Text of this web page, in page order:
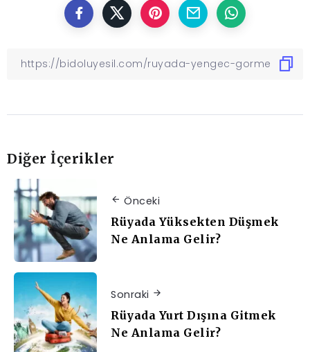
Diğer İçerikler
Önceki
Rüyada Yüksekten Düşmek
Ne Anlama Gelir?
Sonraki
Rüyada Yurt Dışına Gitmek
Ne Anlama Gelir?